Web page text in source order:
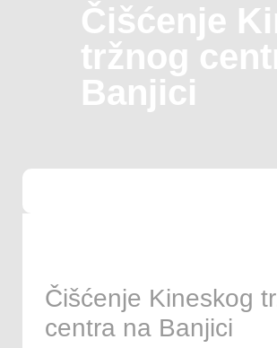
Čišćenje
tržnog
Banjici
Čišćenje Kineskog
centra na Banjici